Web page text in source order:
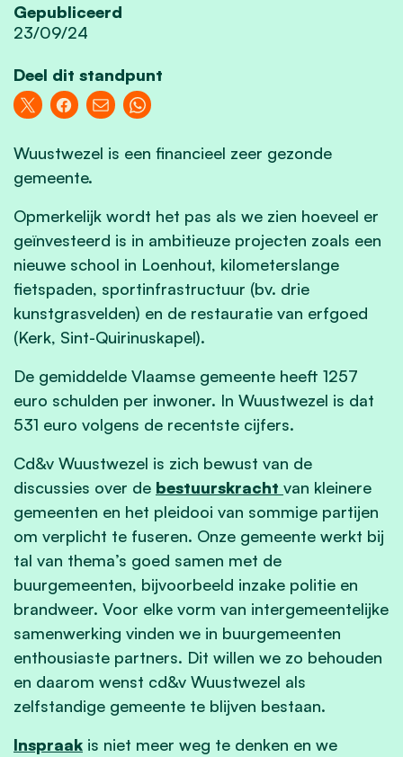
Gepubliceerd
23/09/24
Deel dit standpunt
Wuustwezel is een financieel zeer gezonde
gemeente.
Opmerkelijk wordt het pas als we zien hoeveel er
geïnvesteerd is in ambitieuze projecten zoals een
nieuwe school in Loenhout, kilometerslange
fietspaden, sportinfrastructuur (bv. drie
kunstgrasvelden) en de restauratie van erfgoed
(Kerk, Sint-Quirinuskapel).
De gemiddelde Vlaamse gemeente heeft 1257
euro schulden per inwoner. In Wuustwezel is dat
531 euro volgens de recentste cijfers.
Cd&v Wuustwezel is zich bewust van de
discussies over de bestuurskracht van kleinere
gemeenten en het pleidooi van sommige partijen
om verplicht te fuseren. Onze gemeente werkt bij
tal van thema’s goed samen met de
buurgemeenten, bijvoorbeeld inzake politie en
brandweer. Voor elke vorm van intergemeentelijke
samenwerking vinden we in buurgemeenten
enthousiaste partners. Dit willen we zo behouden
en daarom wenst cd&v Wuustwezel als
zelfstandige gemeente te blijven bestaan.
Inspraak is niet meer weg te denken en we